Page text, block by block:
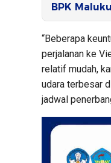
BPK
“Beberapa
perjalanan ke
relatif mudah,
udara terbesar
jadwal